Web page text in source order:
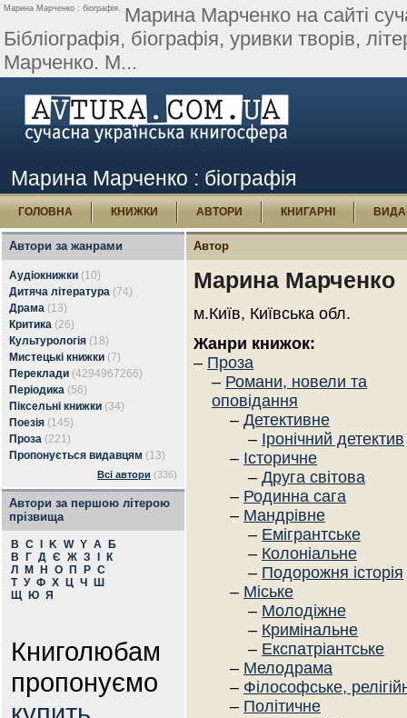
Марина Марченко : біографія. Марина Марченко на сайті
Бібліографія, біографія, уривки творів,
Марченко. М...
Марина Марченко : біографія
ГОЛОВНА КНИЖКИ АВТОРИ КНИГАРНІ
Автори за жанрами
Аудіокнижки (10)
Дитяча література (74)
Драма (13)
Критика (26)
Культурологія (18)
Мистецькі книжки (7)
Переклади (4294967266)
Періодика (56)
Піксельні книжки (34)
Поезія (145)
Проза (221)
Пропонується видавцям (13)
Всі автори (336)
Автори за першою літерою
прізвища
B C K W Y А
Б
В
Г Д Є Ж З
К
Л
М Н О П Р С
Т У Ф Х Ц Ч
Ш
Щ
Ю Я
Книголюбам
пропонуємо
Автор
Марина Марченко
м.Київ, Київська обл.
Жанри книжок:
– Проза
– Романи, новели та
оповідання
– Детективне
– Іронічний детектив
– Історичне
– Друга світова
– Родинна сага
– Мандрівне
– Емігрантське
– Колоніальне
– Подорожня історія
– Міське
– Молодіжне
– Кримінальне
– Експатріантське
– Мелодрама
– Філософське,
– Політичне